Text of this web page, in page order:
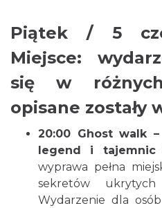
Cieszyn
1.62 km
Piątek / 5
Miejsce:
się w
opisane zostały
20:00 Ghost walk
legend i tajemnic
wyprawa pełna
sekretów
Wydarzenie dla